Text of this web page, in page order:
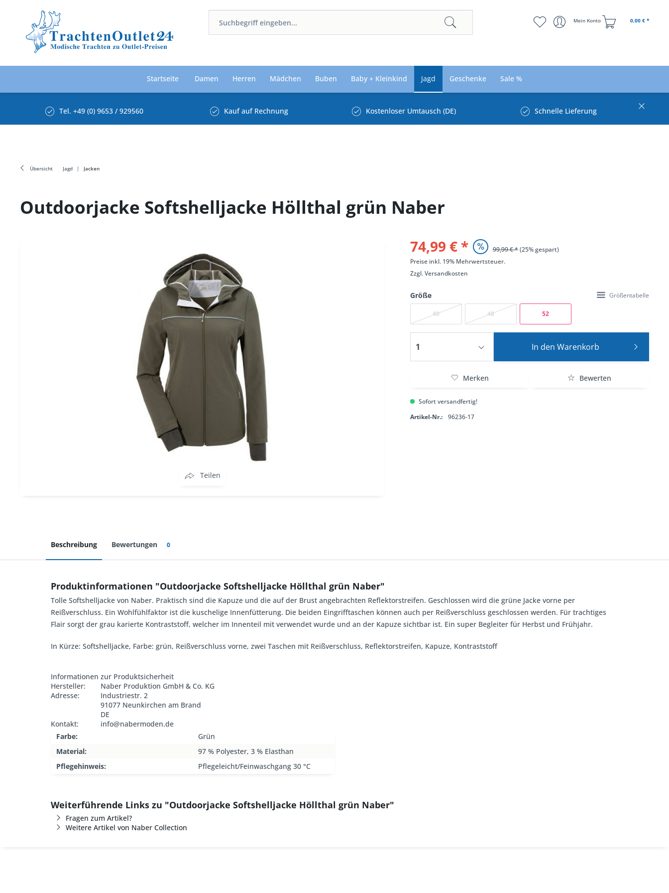
Mein Konto 0,00 € *
Startseite Damen Herren Mädchen Buben Baby + Kleinkind Jagd Geschenke Sale %
Tel. +49 (0) 9653 / 929560 Kauf auf Rechnung Kostenloser Umtausch (DE) Schnelle Lieferung
Übersicht Jagd Jacken
Outdoorjacke Softshelljacke Höllthal grün Naber
Teilen
74,99 € * 99,99 € *(25% gespart)
Preise inkl. 19% Mehrwertsteuer.
Zzgl.Versandkosten
Größe Größentabelle
40 48 52
In den Warenkorb
Merken Bewerten
Sofort versandfertig!
Artikel-Nr.:
96236-17
Beschreibung Bewertungen 0
Produktinformationen "Outdoorjacke Softshelljacke Höllthal grün Naber"
Tolle Softshelljacke von Naber. Praktisch sind die Kapuze und die auf der Brust angebrachten Reflektorstreifen. Geschlossen wird die grüne Jacke vorne per
Reißverschluss. Ein Wohlfühlfaktor ist die kuschelige Innenfütterung. Die beiden Eingrifftaschen können auch per Reißverschluss geschlossen werden. Für trachtiges
Flair sorgt der grau karierte Kontraststoff, welcher im Innenteil mit verwendet wurde und an der Kapuze sichtbar ist. Ein super Begleiter für Herbst und Frühjahr.
In Kürze: Softshelljacke, Farbe: grün, Reißverschluss vorne, zwei Taschen mit Reißverschluss, Reflektorstreifen, Kapuze, Kontraststoff
Informationen zur Produktsicherheit
Hersteller:
Naber Produktion GmbH & Co. KG
Adresse:
Industriestr. 2
91077 Neunkirchen am Brand
DE
Kontakt:
info@nabermoden.de
Farbe:
Grün
Material:
97 % Polyester, 3 % Elasthan
Pflegehinweis:
Pflegeleicht/Feinwaschgang 30 °C
Weiterführende Links zu "Outdoorjacke Softshelljacke Höllthal grün Naber"
Fragen zum Artikel?
Weitere Artikel von Naber Collection